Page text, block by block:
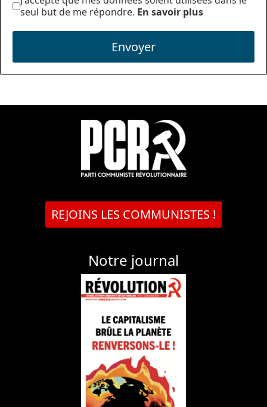
seul but de me répondre. En savoir plus
Envoyer
REJOINS LES COMMUNISTES !
Notre journal